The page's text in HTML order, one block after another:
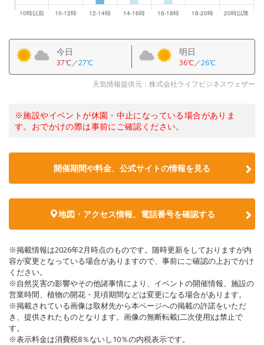
今日
37℃／27℃
明日
36℃／26℃
天気情報提供元：株式会社ライフビジネスウェザー
※施設やイベントが休園・中止になっている場合がありま
す。おでかけの際は事前にご確認ください。
開催期間や料金、公式サイトの情報を見る
地図・アクセス情報、電話番号を確認する
※掲載情報は2026年2月時点のものです。随時更新をしておりますが内
容が変更となっている場合がありますので、事前にご確認の上おでかけ
ください。
※自然災害の影響やその他諸事情により、イベントの開催情報、施設の
営業時間、植物の開花・見頃期間などは変更になる場合があります。
※掲載されている画像は取材先から本ページへの掲載の許諾をいただ
き、提供されたものとなります。画像の無断転載(二次使用)は禁止で
す。
※表示料金は消費税8％ないし10％の内税表示です。